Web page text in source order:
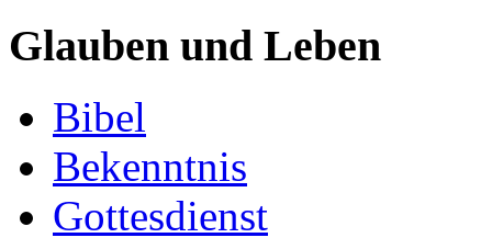
Glauben und Leben
Bibel
Bekenntnis
Gottesdienst